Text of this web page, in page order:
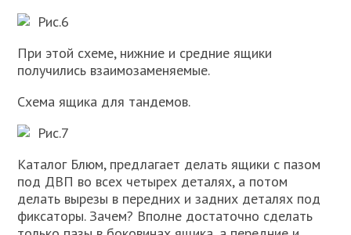
Рис.6
При этой схеме, нижние и средние ящики
получились взаимозаменяемые.
Схема ящика для тандемов.
Рис.7
Каталог Блюм, предлагает делать ящики с пазом
под ДВП во всех четырех деталях, а потом
делать вырезы в передних и задних деталях под
фиксаторы. Зачем? Вполне достаточно сделать